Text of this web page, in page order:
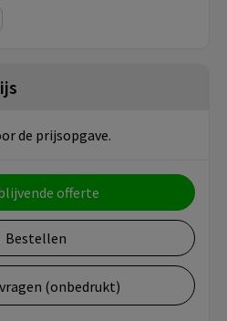
de prijsopgave.
offerte
Bestellen
(onbedrukt)